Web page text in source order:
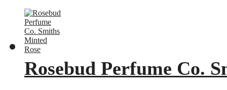
Rosebud Perfume Co.